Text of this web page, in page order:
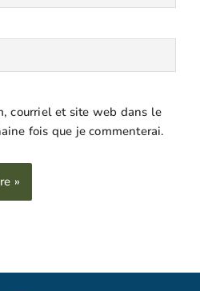
courriel et site web dans le
fois que je commenterai.